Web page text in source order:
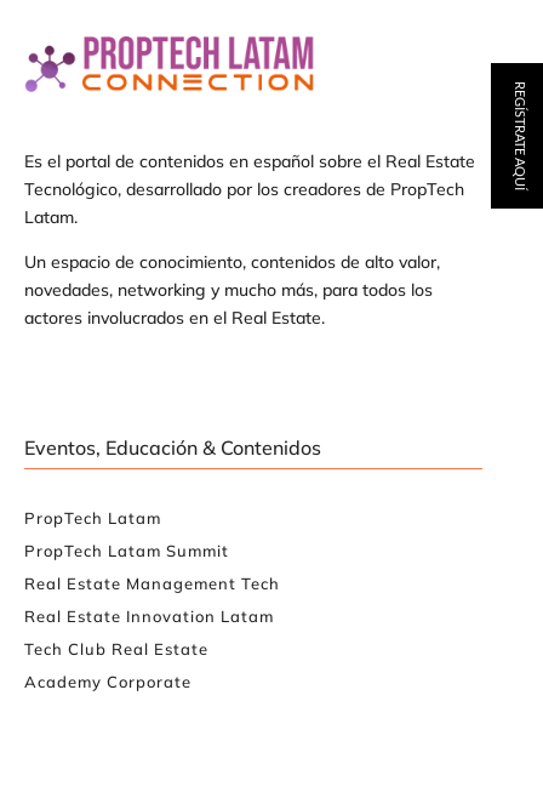
Es el portal de contenidos en español sobre el Real Estate
Tecnológico, desarrollado por los creadores de PropTech
Latam.
Un espacio de conocimiento, contenidos de alto valor,
novedades, networking y mucho más, para todos los
actores involucrados en el Real Estate.
Eventos, Educación & Contenidos
PropTech Latam
PropTech Latam Summit
Real Estate Management Tech
Real Estate Innovation Latam
Tech Club Real Estate
Academy Corporate
REGÍSTRATE AQUÍ